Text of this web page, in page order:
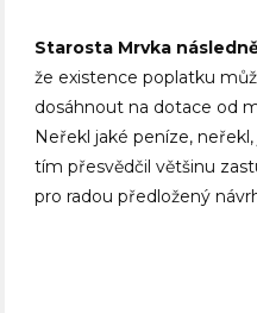
Starosta Mrvka
že existence poplatku
dosáhnout na dotace od
Neřekl jaké peníze,
tím přesvědčil většinu
pro radou předložený